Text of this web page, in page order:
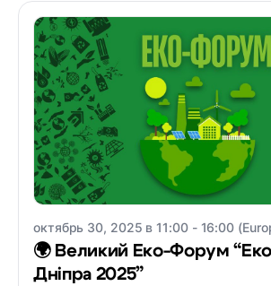
октябрь 30, 2025 в 11:00 - 16:00
🌍 Великий Еко-Форум
Дніпра 2025”